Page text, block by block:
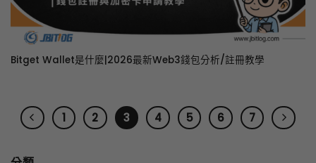
Bitget Wallet是什麼|2026最新Web3錢包分析/註冊教學
1 2 3 4 5 6 7